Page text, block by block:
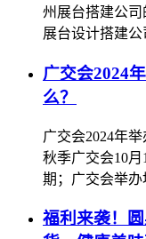
州展台搭建公
展台设计搭建公
广交会2024
么？
广交会2024年
秋季广交会10
期；广交会举
福利来袭！